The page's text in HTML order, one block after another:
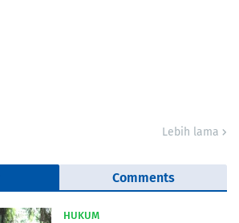
Lebih lama
Comments
HUKUM